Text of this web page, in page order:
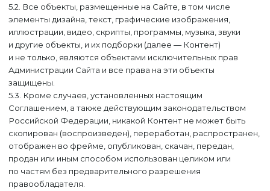
5.2. Все объекты, размещенные на Сайте, в том числе
элементы дизайна, текст, графические изображения,
иллюстрации, видео, скрипты, программы, музыка, звуки
и другие объекты, и их подборки (далее — Контент)
и не только, являются объектами исключительных прав
Администрации Сайта и все права на эти объекты
защищены.
5.3. Кроме случаев, установленных настоящим
Соглашением, а также действующим законодательством
Российской Федерации, никакой Контент не может быть
скопирован (воспроизведен), переработан, распространен,
отображен во фрейме, опубликован, скачан, передан,
продан или иным способом использован целиком или
по частям без предварительного разрешения
правообладателя.